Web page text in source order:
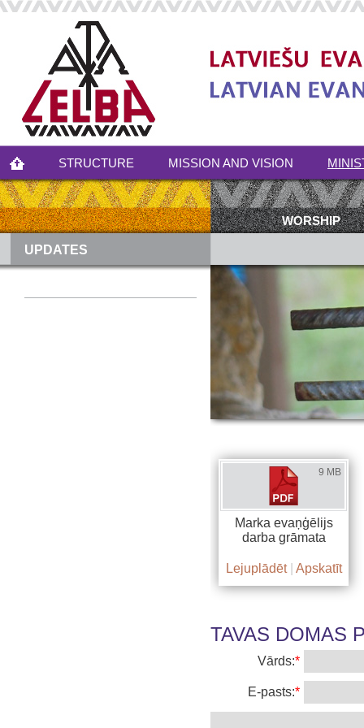
STRUCTURE MISSION AND VISION
WORSHIP
UPDATES
9 MB
Marka evaņģēlijs
darba grāmata
Lejuplādēt| Apskatīt
TAVAS DOMAS
Vārds:*
E-pasts:*